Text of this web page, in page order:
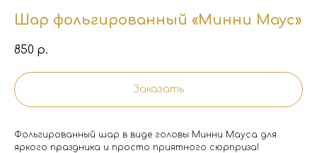
Шар фольгированный «Минни Маус»
850 р.
Заказать
Фольгированный шар в виде головы Минни Мауса для
яркого праздника и просто приятного сюрприза!